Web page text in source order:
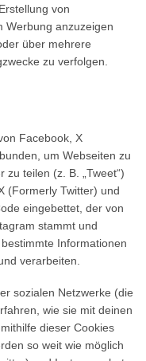
von
Werbung anzuzeigen
über mehrere
zu verfolgen.
Facebook, X
um Webseiten zu
zu teilen (z. B. „Tweet“)
(Formerly Twitter) und
eingebettet, der von
stammt und
Informationen
verarbeiten.
sozialen Netzwerke (die
wie sie mit deinen
dieser Cookies
so weit wie möglich